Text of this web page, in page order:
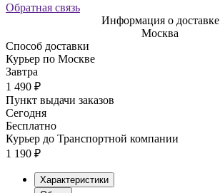
Обратная связь
Информация о доставке
Москва
Способ доставки
Курьер по Москве
Завтра
1 490 ₽
Пункт выдачи заказов
Сегодня
Бесплатно
Курьер до Транспортной компании
1 190 ₽
Характеристики